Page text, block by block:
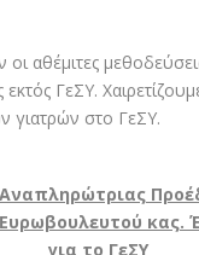
κας.
για το ΓεΣΥ